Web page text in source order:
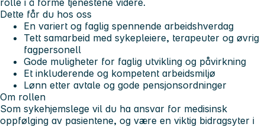
Dette får du hos oss
En variert og faglig spennende arbeidshverdag
Tett samarbeid med sykepleiere, terapeuter og øvrig
fagpersonell
Gode muligheter for faglig utvikling og påvirkning
Et inkluderende og kompetent arbeidsmiljø
Lønn etter avtale og gode pensjonsordninger
Om rollen
Som sykehjemslege vil du ha ansvar for medisinsk
oppfølging av pasientene, og være en viktig bidragsyter i